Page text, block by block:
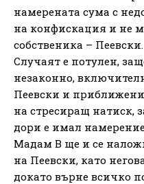
намерената сума с
на конфискация и не
собственика – Пеевски.
Случаят е потулен,
незаконно,
Пеевски и
на стресиращ натиск,
дори е имал
Мадам В ще и се
на Пеевски, като
докато върне всичко